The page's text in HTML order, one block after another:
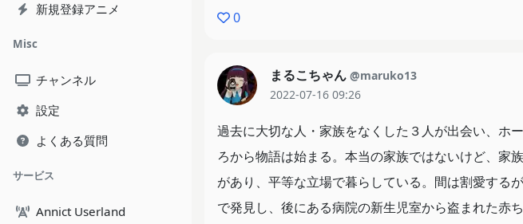
新規登録アニメ
Misc
チャンネル
設定
よくある質問
サービス
Annict Userland
0
まるこちゃん @maruko13
2022-07-16 09:26
過去に大切な人・家族をなくした３人が出会い、ホ
ろから物語は始まる。本当の家族ではないけど、家
があり、平等な立場で暮らしている。間は割愛する
で発見し、後にある病院の新生児室から盗まれた赤